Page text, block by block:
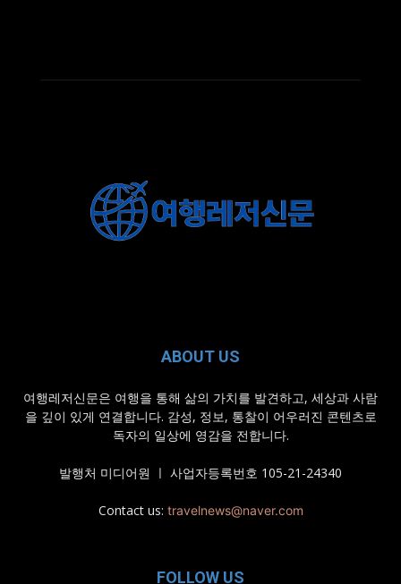
ABOUT US
여행레저신문은 여행을 통해 삶의 가치를 발견하고, 세상과 사람
을 깊이 있게 연결합니다. 감성, 정보, 통찰이 어우러진 콘텐츠로
독자의 일상에 영감을 전합니다.
발행처 미디어원 ㅣ 사업자등록번호 105-21-24340
Contact us: travelnews@naver.com
FOLLOW US